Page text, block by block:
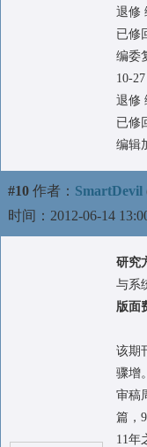
退修
已修
编委
10-27
退修
已修
编辑
#10 作者： SmartDevil
时间：2012-06-14
研究
与系
版面
该期
骤增。
审稿
篇，
11年